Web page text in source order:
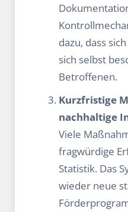
dazu, dass
sich selbst
Betroffenen.
Kurzfristige
nachhaltige
Viele
fragwürdige
Statistik. Das
wieder neue